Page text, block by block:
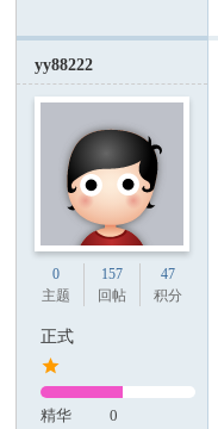
yy88222
0
主题
157
回帖
47
积分
正式
精华
0